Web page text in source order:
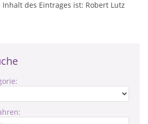
des Eintrages ist: Robert Lutz